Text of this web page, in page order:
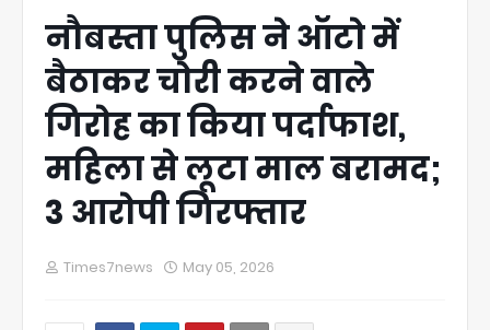
नौबस्ता पुलिस ने ऑटो में
बैठाकर चोरी करने वाले
गिरोह का किया पर्दाफाश,
महिला से लूटा माल बरामद;
3 आरोपी गिरफ्तार
Times7news May 05, 2026